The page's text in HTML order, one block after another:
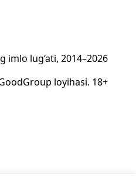
lug‘ati, 2014–2026
loyihasi. 18+